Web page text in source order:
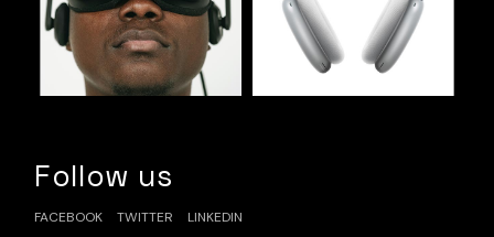
Follow us
FACEBOOK TWITTER LINKEDIN